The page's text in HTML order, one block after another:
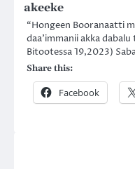
akeeke
“Hongeen Booranaatti
daa’immanii akka
Bitootessa 19,2023)
Share this:
Facebook